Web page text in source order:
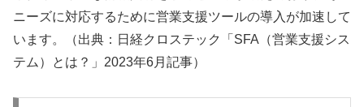
ニーズに対応するために営業支援ツールの導入が加速して
います。（出典：日経クロステック「SFA（営業支援シス
テム）とは？」2023年6月記事）